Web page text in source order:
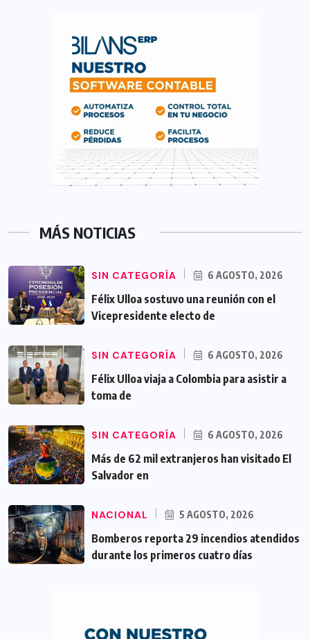
MÁS NOTICIAS
SIN CATEGORÍA 6 AGOSTO, 2026
Félix Ulloa sostuvo una reunión con el
Vicepresidente electo de
SIN CATEGORÍA 6 AGOSTO, 2026
Félix Ulloa viaja a Colombia para asistir a
toma de
SIN CATEGORÍA 6 AGOSTO, 2026
Más de 62 mil extranjeros han visitado El
Salvador en
5 AGOSTO, 2026
Bomberos reporta 29 incendios atendidos
durante los primeros cuatro días